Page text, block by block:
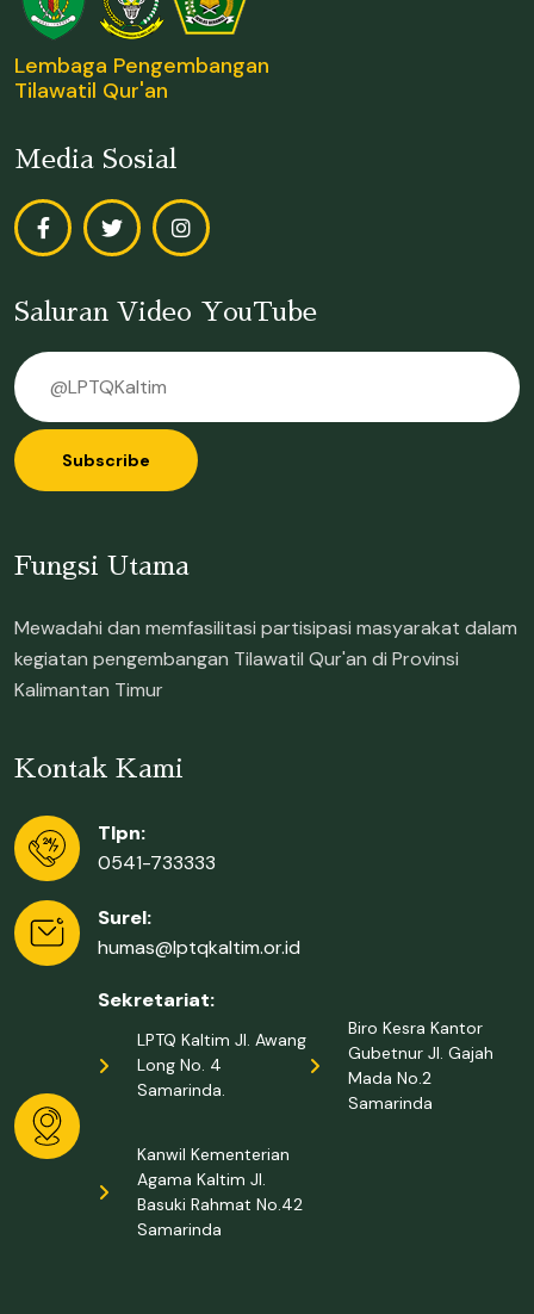
Lembaga Pengembangan
Tilawatil Qur'an
Media Sosial
Saluran Video YouTube
Subscribe
Fungsi Utama
Mewadahi dan memfasilitasi partisipasi masyarakat dalam
kegiatan pengembangan Tilawatil Qur'an di Provinsi
Kalimantan Timur
Kontak Kami
Tlpn:
0541-733333
Surel:
humas@lptqkaltim.or.id
Sekretariat:
LPTQ Kaltim Jl. Awang
Long No. 4
Samarinda.
Biro Kesra Kantor
Gubetnur Jl. Gajah
Mada No.2
Samarinda
Kanwil Kementerian
Agama Kaltim Jl.
Basuki Rahmat No.42
Samarinda